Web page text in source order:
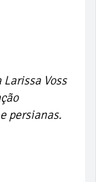
Voss
persianas.